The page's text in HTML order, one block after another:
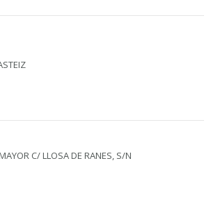
C/ LLOSA DE RANES, S/N